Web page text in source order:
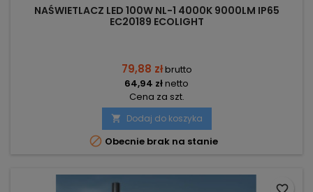
NAŚWIETLACZ LED 100W NL-1 4000K 9000LM IP65
EC20189 ECOLIGHT
79,88 złbrutto
64,94 złnetto
Cena za szt.
 Dodaj do koszyka
 Obecnie brak na stanie